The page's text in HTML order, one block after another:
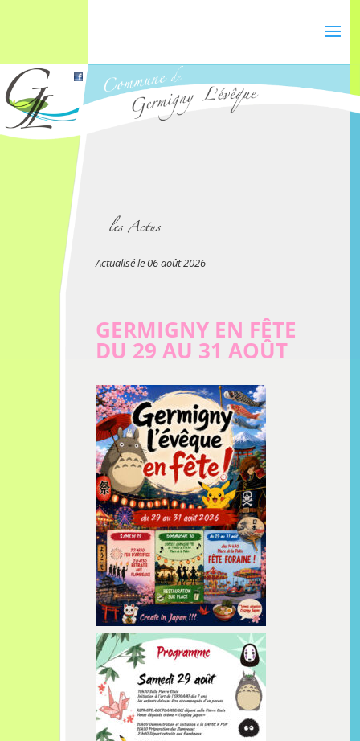
Actualisé le 06 août 2026
GERMIGNY EN FÊTE
DU 29 AU 31 AOÛT